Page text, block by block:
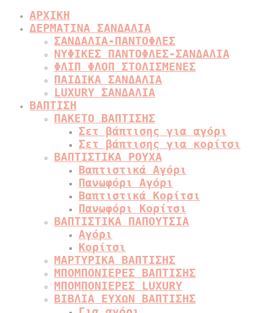
ΑΡΧΙΚΗ
ΔΕΡΜΑΤΙΝΑ ΣΑΝΔΑΛΙΑ
ΣΑΝΔΑΛΙΑ-ΠΑΝΤΟΦΛΕΣ
ΝΥΦΙΚΕΣ ΠΑΝΤΟΦΛΕΣ-ΣΑΝΔΑΛΙΑ
ΦΛΙΠ ΦΛΟΠ ΣΤΟΛΙΣΜΕΝΕΣ
ΠΑΙΔΙΚΑ ΣΑΝΔΑΛΙΑ
LUXURY ΣΑΝΔΑΛΙΑ
ΒΑΠΤΙΣΗ
ΠΑΚΕΤΟ ΒΑΠΤΙΣΗΣ
Σετ βάπτισης για αγόρι
Σετ βάπτισης για κορίτσι
ΒΑΠΤΙΣΤΙΚΑ ΡΟΥΧΑ
Βαπτιστικά Αγόρι
Πανωφόρι Αγόρι
Βαπτιστικά Κορίτσι
Πανωφόρι Κορίτσι
ΒΑΠΤΙΣΤΙΚΑ ΠΑΠΟΥΤΣΙΑ
Αγόρι
Κορίτσι
ΜΑΡΤΥΡΙΚΑ ΒΑΠΤΙΣΗΣ
ΜΠΟΜΠΟΝΙΕΡΕΣ ΒΑΠΤΙΣΗΣ
ΜΠΟΜΠΟΝΙΕΡΕΣ LUXURY
ΒΙΒΛΙΑ ΕΥΧΩΝ ΒΑΠΤΙΣΗΣ